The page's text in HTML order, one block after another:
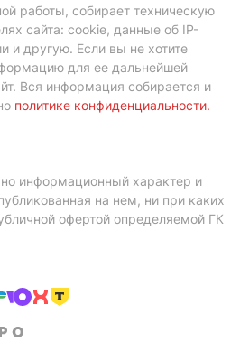
работы, собирает техническую
сайта: cookie, данные об IP-
и другую. Если вы не хотите
для ее дальнейшей
Вся информация собирается и
политике конфиденциальности.
информационный характер и
на нем, ни при каких
офертой определяемой ГК